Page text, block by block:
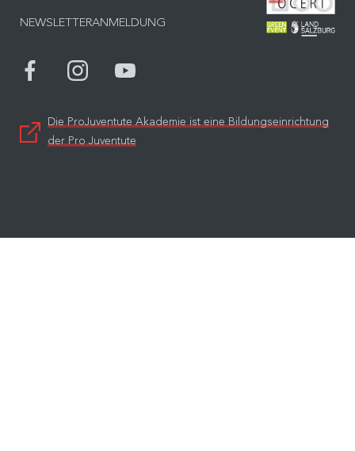
NEWSLETTERANMELDUNG
Die ProJuventute Akademie ist eine Bildungseinrichtung
der Pro Juventute